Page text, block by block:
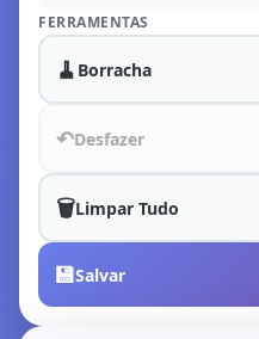
FERRAMENTAS
🧹 Borracha
↶Desfazer
🗑️Limpar Tudo
💾Salvar